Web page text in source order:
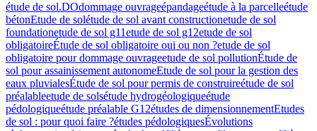
étude de sol.DOdommage ouvrageépandageétude à la parcelleétude
bétonEtude de solétude de sol avant constructionetude de sol
foundationetude de sol g11etude de sol g12etude de sol
obligatoireÉtude de sol obligatoire oui ou non ?etude de sol
obligatoire pour dommage ouvrageetude de sol pollutionÉtude de
sol pour assainissement autonomeEtude de sol pour la gestion des
eaux pluvialesÉtude de sol pour permis de construireétude de sol
préalableetude de solsétude hydrogéologiqueétude
pédologiqueétude préalable G12études de dimensionnementEtudes
de sol : pour quoi faire ?études pédologiquesÉvolutions